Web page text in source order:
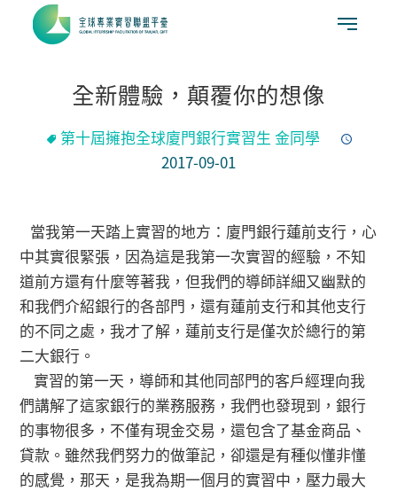
全新體驗，顛覆你的想像
第十屆擁抱全球廈門銀行實習生 金同學
2017-09-01
當我第一天踏上實習的地方：廈門銀行蓮前支行，心
中其實很緊張，因為這是我第一次實習的經驗，不知
道前方還有什麼等著我，但我們的導師詳細又幽默的
和我們介紹銀行的各部門，還有蓮前支行和其他支行
的不同之處，我才了解，蓮前支行是僅次於總行的第
二大銀行。
實習的第一天，導師和其他同部門的客戶經理向我
們講解了這家銀行的業務服務，我們也發現到，銀行
的事物很多，不僅有現金交易，還包含了基金商品、
貸款。雖然我們努力的做筆記，卻還是有種似懂非懂
的感覺，那天，是我為期一個月的實習中，壓力最大